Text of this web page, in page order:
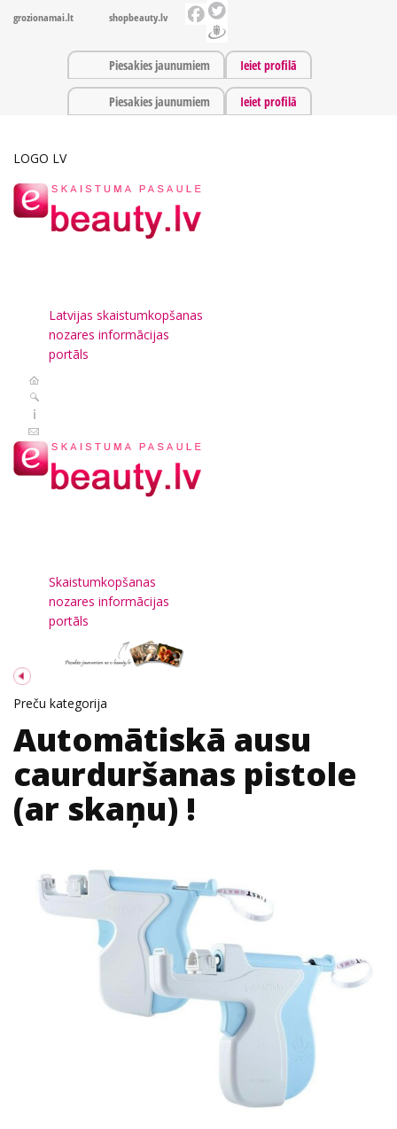
grozionamai.lt shopbeauty.lv
Piesakies jaunumiem Ieiet profilā
Piesakies jaunumiem Ieiet profilā
LOGO LV
Latvijas skaistumkopšanas
nozares informācijas
portāls
Skaistumkopšanas
nozares informācijas
portāls
Preču kategorija
Automātiskā ausu
caurduršanas pistole
(ar skaņu) !